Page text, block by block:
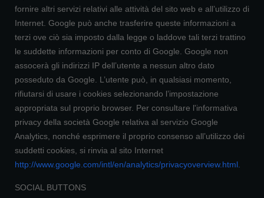
fornire altri servizi relativi alle attività del sito web e all’utilizzo di
Internet. Google può anche trasferire queste informazioni a
terzi ove ciò sia imposto dalla legge o laddove tali terzi trattino
le suddette informazioni per conto di Google. Google non
assocerà gli indirizzi IP dell’utente a nessun altro dato
posseduto da Google. L’utente può, in qualsiasi momento,
rifiutarsi di usare i cookies selezionando l’impostazione
appropriata sul proprio browser. Per consultare l'informativa
privacy della società Google relativa al servizio Google
Analytics, nonché esprimere il proprio consenso all’utilizzo dei
suddetti cookies, si rinvia al sito Internet
http://www.google.com/intl/en/analytics/privacyoverview.html
SOCIAL BUTTONS